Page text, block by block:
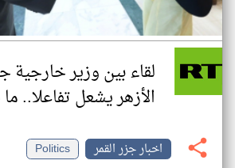
لقاء بين وزير خارجية
الأزهر يشعل تفاعلا..
اخبار جزر القمر
Politics